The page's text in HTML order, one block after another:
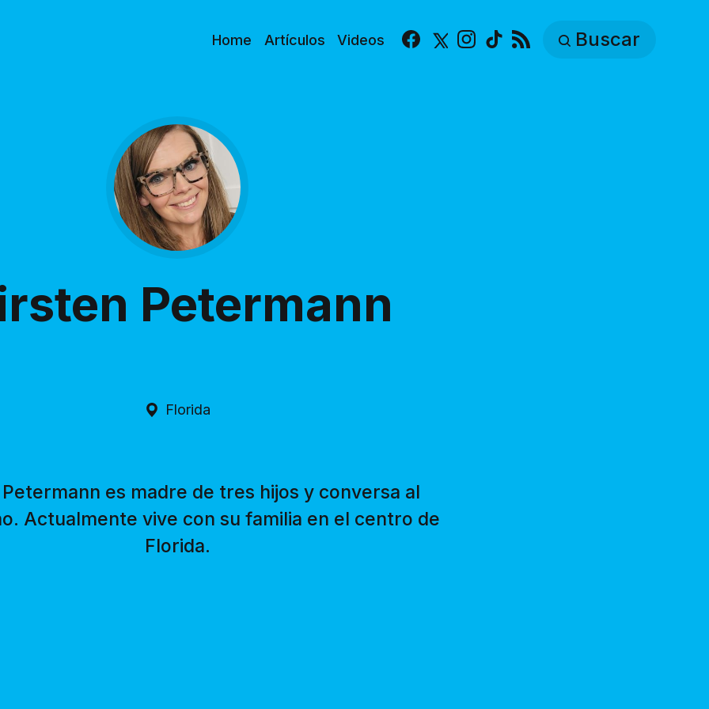
Home Artículos Videos Facebook
X Instagram
TikTok Buscar
Petermann
Florida
es madre de tres hijos y conversa al
Actualmente vive con su familia en el centro de
Florida.